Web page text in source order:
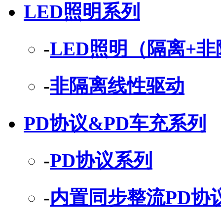
LED照明系列
-LED照明（隔离+非
-非隔离线性驱动
PD协议&PD车充系列
-PD协议系列
-内置同步整流PD协